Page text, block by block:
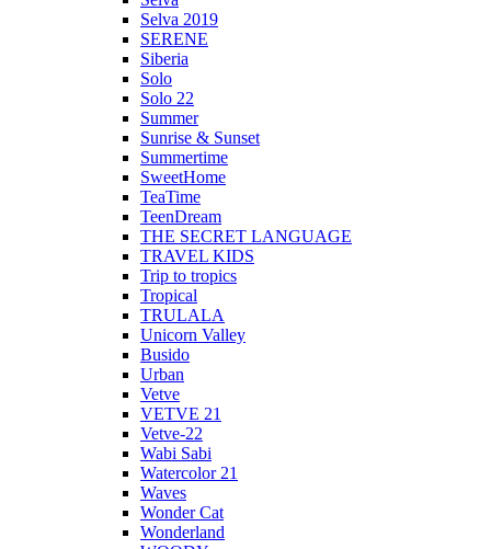
Selva 2019
SERENE
Siberia
Solo
Solo 22
Summer
Sunrise & Sunset
Summertime
SweetHome
TeaTime
TeenDream
THE SECRET LANGUAGE
TRAVEL KIDS
Trip to tropics
Tropical
TRULALA
Unicorn Valley
Busido
Urban
Vetve
VETVE 21
Vetve-22
Wabi Sabi
Watercolor 21
Waves
Wonder Cat
Wonderland